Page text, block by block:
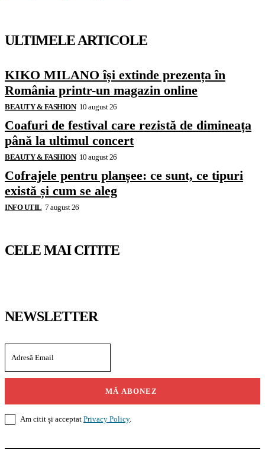
ULTIMELE ARTICOLE
KIKO MILANO își extinde prezența în
România printr-un magazin online
BEAUTY & FASHION 10 august 26
Coafuri de festival care rezistă de dimineața
până la ultimul concert
BEAUTY & FASHION 10 august 26
Cofrajele pentru planșee: ce sunt, ce tipuri
există și cum se aleg
INFO UTIL 7 august 26
CELE MAI CITITE
NEWSLETTER
MĂ ABONEZ
Am citit și acceptat Privacy Policy.